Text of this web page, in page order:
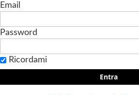
Email
Password
Ricordami
Entra